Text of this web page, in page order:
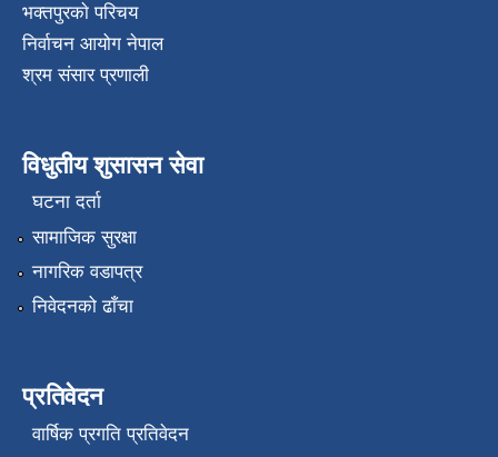
भक्तपुरकाे परिचय
निर्वाचन आयोग नेपाल
श्रम संसार प्रणाली
विधुतीय शुसासन सेवा
घटना दर्ता
सामाजिक सुरक्षा
नागरिक वडापत्र
निवेदनको ढाँचा
प्रतिवेदन
वार्षिक प्रगति प्रतिवेदन